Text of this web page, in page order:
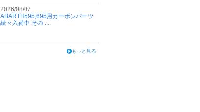
2026/08/07
ABARTH595,695用カーボンパーツ
続々入荷中 その ...
もっと見る